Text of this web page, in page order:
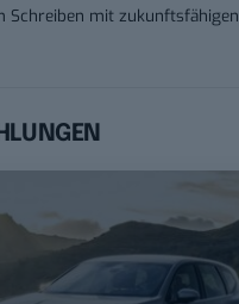
Schreiben mit zukunftsfähigen